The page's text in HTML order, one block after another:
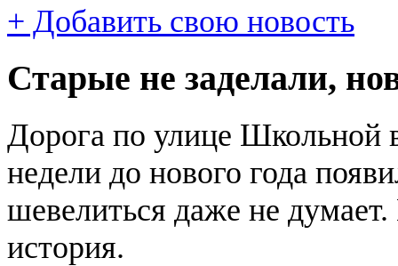
+ Добавить свою новость
Старые не заделали,
Дорога по улице Школьной
недели до нового года
шевелиться даже не
история.